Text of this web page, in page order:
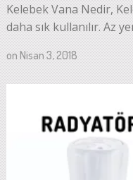
Kelebek Vana Nedir,
daha sık kullanılır. Az
on Nisan 3, 2018